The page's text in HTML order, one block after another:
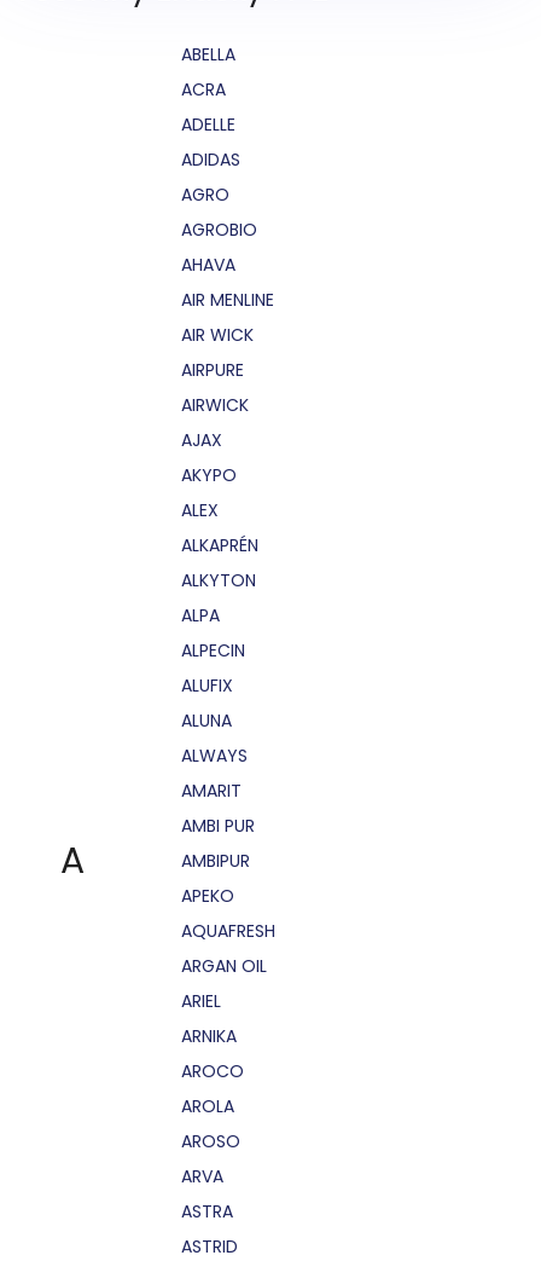
A
ABELLA
ACRA
ADELLE
ADIDAS
AGRO
AGROBIO
AHAVA
AIR MENLINE
AIR WICK
AIRPURE
AIRWICK
AJAX
AKYPO
ALEX
ALKAPRÉN
ALKYTON
ALPA
ALPECIN
ALUFIX
ALUNA
ALWAYS
AMARIT
AMBI PUR
AMBIPUR
APEKO
AQUAFRESH
ARGAN OIL
ARIEL
ARNIKA
AROCO
AROLA
AROSO
ARVA
ASTRA
ASTRID